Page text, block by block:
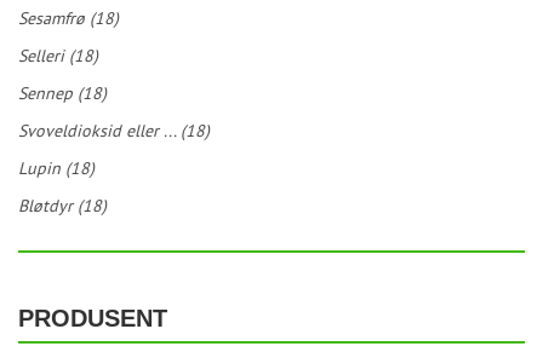
Sesamfrø (18)
Selleri (18)
Sennep (18)
Svoveldioksid eller ... (18)
Lupin (18)
Bløtdyr (18)
PRODUSENT